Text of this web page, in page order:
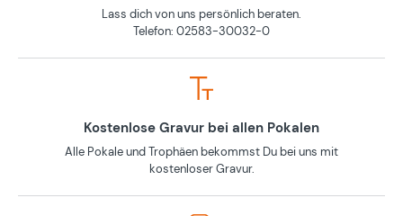
Lass dich von uns persönlich beraten.
Telefon: 02583-30032-0
Kostenlose Gravur bei allen Pokalen
Alle Pokale und Trophäen bekommst Du bei uns mit
kostenloser Gravur.